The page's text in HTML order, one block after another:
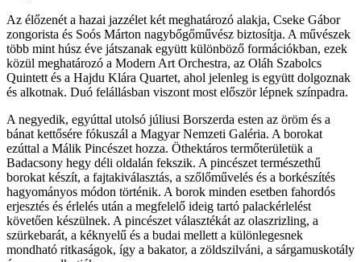
Az élőzenét a hazai jazzélet két meghatározó alakja, Cseke Gábor
zongorista és Soós Márton nagybőgőművész biztosítja. A művészek
több mint húsz éve játszanak együtt különböző formációkban, ezek
közül meghatározó a Modern Art Orchestra, az Oláh Szabolcs
Quintett és a Hajdu Klára Quartet, ahol jelenleg is együtt dolgoznak
és alkotnak. Duó felállásban viszont most először lépnek színpadra.
A negyedik, egyúttal utolsó júliusi Borszerda esten az öröm és a
bánat kettősére fókuszál a Magyar Nemzeti Galéria. A borokat
ezúttal a Málik Pincészet hozza. Öthektáros termőterületük a
Badacsony hegy déli oldalán fekszik. A pincészet természethű
borokat készít, a fajtakiválasztás, a szőlőművelés és a borkészítés
hagyományos módon történik. A borok minden esetben fahordós
erjesztés és érlelés után a megfelelő ideig tartó palackérlelést
követően készülnek. A pincészet választékát az olaszrizling, a
szürkebarát, a kéknyelű és a budai mellett a különlegesnek
mondható ritkaságok, így a bakator, a zöldszilváni, a sárgamuskotály